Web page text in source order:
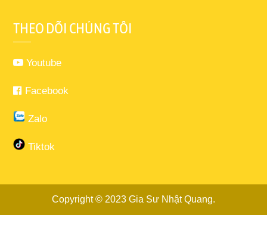
THEO DÕI CHÚNG TÔI
Youtube
Facebook
Zalo
Tiktok
Copyright © 2023 Gia Sư Nhật Quang.